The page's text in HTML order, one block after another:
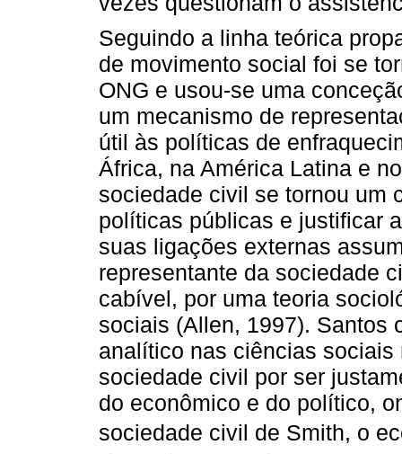
Seguindo a linha teórica
de movimento social foi se
ONG e usou-se uma
um mecanismo de
útil às políticas de
África, na América Latina e
sociedade civil se tornou um
políticas públicas e justificar
suas ligações externas
representante da sociedade
cabível, por uma teoria
sociais (Allen, 1997). Santos
analítico nas ciências
sociedade civil por ser
do econômico e do político,
sociedade civil de Smith, o